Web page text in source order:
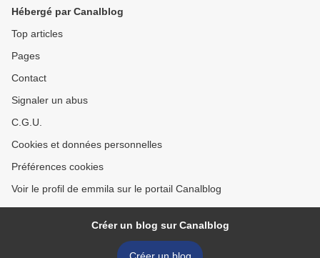
Hébergé par Canalblog
Top articles
Pages
Contact
Signaler un abus
C.G.U.
Cookies et données personnelles
Préférences cookies
Voir le profil de emmila sur le portail Canalblog
Créer un blog sur Canalblog